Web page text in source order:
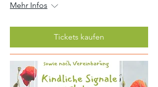
Mehr Infos
Tickets kaufen